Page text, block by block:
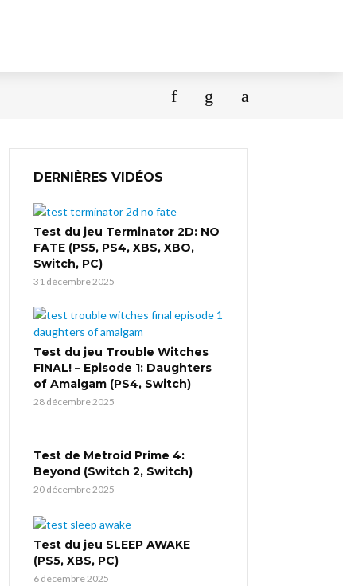
DERNIÈRES VIDÉOS
Test du jeu Terminator 2D: NO
FATE (PS5, PS4, XBS, XBO,
Switch, PC)
31 décembre 2025
Test du jeu Trouble Witches
FINAL! – Episode 1: Daughters
of Amalgam (PS4, Switch)
28 décembre 2025
Test de Metroid Prime 4:
Beyond (Switch 2, Switch)
20 décembre 2025
Test du jeu SLEEP AWAKE
(PS5, XBS, PC)
6 décembre 2025